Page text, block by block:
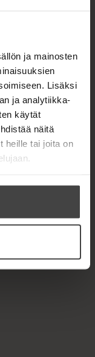
ja mainosten
Lisäksi
ja analytiikka-
käytät
näitä
heille tai joita on